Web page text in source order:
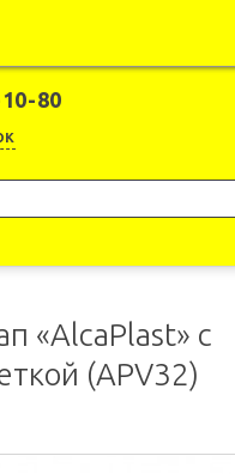
80
«AlcaPlast» с
(APV32)